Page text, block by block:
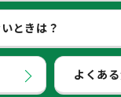
ときは？
よくあ